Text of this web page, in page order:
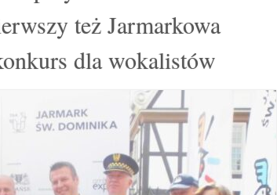
też Jarmarkowa
dla wokalistów